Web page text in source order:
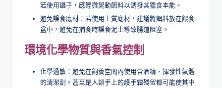
若使用鑷子，應輕微晃動餌料以誘發其獵食本能。
避免誤食底材：若使用土質底材，建議將餌料放在餵食
盆中，避免在捕食時誤食泥土導致腸道阻塞。
環境化學物質與香氣控制
化學過敏：避免在飼養空間內使用含酒精、揮發性氣體
的清潔劑。甚至是人類手上的護手霜殘留都可能使其中